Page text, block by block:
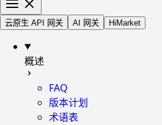
云原生 API 网关 AI 网关 HiMarket
概述
FAQ
版本计划
术语表